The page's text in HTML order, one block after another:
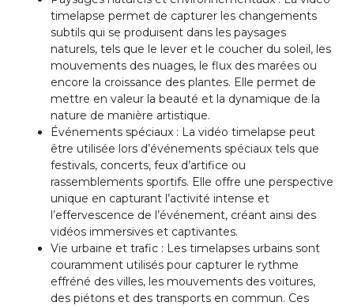
timelapse permet de capturer les changements
subtils qui se produisent dans les paysages
naturels, tels que le lever et le coucher du soleil, les
mouvements des nuages, le flux des marées ou
encore la croissance des plantes. Elle permet de
mettre en valeur la beauté et la dynamique de la
nature de manière artistique.
Événements spéciaux : La vidéo timelapse peut
être utilisée lors d’événements spéciaux tels que
festivals, concerts, feux d’artifice ou
rassemblements sportifs. Elle offre une perspective
unique en capturant l’activité intense et
l’effervescence de l’événement, créant ainsi des
vidéos immersives et captivantes.
Vie urbaine et trafic : Les timelapses urbains sont
couramment utilisés pour capturer le rythme
effréné des villes, les mouvements des voitures,
des piétons et des transports en commun. Ces